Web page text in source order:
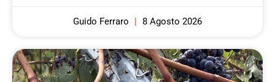
Guido Ferraro 8 Agosto 2026